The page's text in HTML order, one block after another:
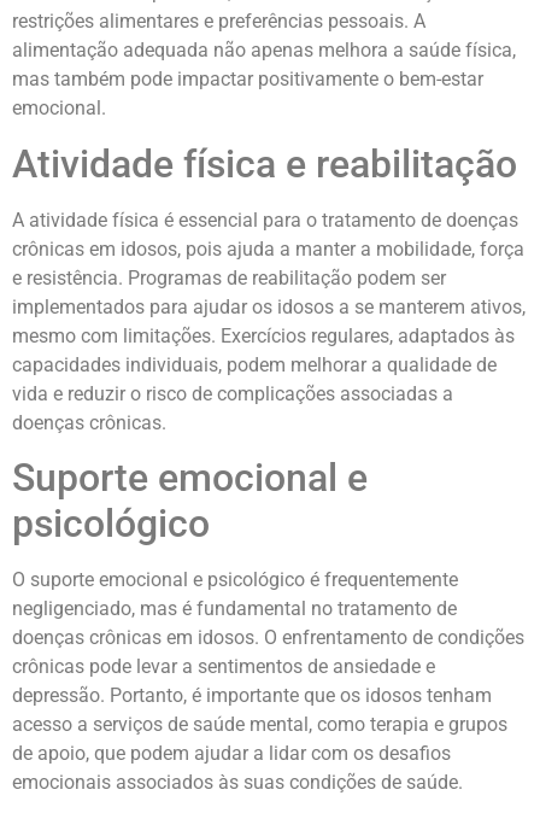
restrições alimentares e preferências pessoais. A
alimentação adequada não apenas melhora a saúde física,
mas também pode impactar positivamente o bem-estar
emocional.
Atividade física e reabilitação
A atividade física é essencial para o tratamento de doenças
crônicas em idosos, pois ajuda a manter a mobilidade, força
e resistência. Programas de reabilitação podem ser
implementados para ajudar os idosos a se manterem ativos,
mesmo com limitações. Exercícios regulares, adaptados às
capacidades individuais, podem melhorar a qualidade de
vida e reduzir o risco de complicações associadas a
doenças crônicas.
Suporte emocional e
psicológico
O suporte emocional e psicológico é frequentemente
negligenciado, mas é fundamental no tratamento de
doenças crônicas em idosos. O enfrentamento de condições
crônicas pode levar a sentimentos de ansiedade e
depressão. Portanto, é importante que os idosos tenham
acesso a serviços de saúde mental, como terapia e grupos
de apoio, que podem ajudar a lidar com os desafios
emocionais associados às suas condições de saúde.